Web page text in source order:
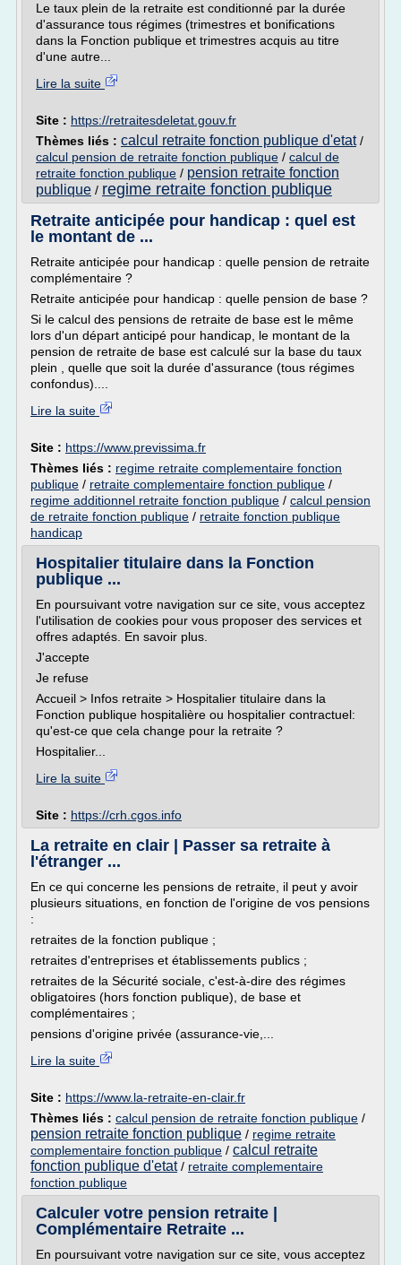
Le taux plein de la retraite est conditionné par la durée
d'assurance tous régimes (trimestres et bonifications
dans la Fonction publique et trimestres acquis au titre
d'une autre...
Lire la suite
Site : https://retraitesdeletat.gouv.fr
Thèmes liés : calcul retraite fonction publique d'etat/
calcul pension de retraite fonction publique / calcul de
retraite fonction publique / pension retraite fonction
publique / regime retraite fonction publique
Retraite anticipée pour handicap : quel est
le montant de ...
Retraite anticipée pour handicap : quelle pension de retraite
complémentaire ?
Retraite anticipée pour handicap : quelle pension de base ?
Si le calcul des pensions de retraite de base est le même
lors d'un départ anticipé pour handicap, le montant de la
pension de retraite de base est calculé sur la base du taux
plein , quelle que soit la durée d'assurance (tous régimes
confondus)....
Lire la suite
Site : https://www.previssima.fr
Thèmes liés : regime retraite complementaire fonction
publique / retraite complementaire fonction publique /
regime additionnel retraite fonction publique / calcul pension
de retraite fonction publique / retraite fonction publique
handicap
Hospitalier titulaire dans la Fonction
publique ...
En poursuivant votre navigation sur ce site, vous acceptez
l'utilisation de cookies pour vous proposer des services et
offres adaptés. En savoir plus.
J'accepte
Je refuse
Accueil > Infos retraite > Hospitalier titulaire dans la
Fonction publique hospitalière ou hospitalier contractuel:
qu'est-ce que cela change pour la retraite ?
Hospitalier...
Lire la suite
Site : https://crh.cgos.info
La retraite en clair | Passer sa retraite à
l'étranger ...
En ce qui concerne les pensions de retraite, il peut y avoir
plusieurs situations, en fonction de l'origine de vos pensions
:
retraites de la fonction publique ;
retraites d'entreprises et établissements publics ;
retraites de la Sécurité sociale, c'est-à-dire des régimes
obligatoires (hors fonction publique), de base et
complémentaires ;
pensions d'origine privée (assurance-vie,...
Lire la suite
Site : https://www.la-retraite-en-clair.fr
Thèmes liés : calcul pension de retraite fonction publique /
pension retraite fonction publique / regime retraite
complementaire fonction publique / calcul retraite
fonction publique d'etat/ retraite complementaire
fonction publique
Calculer votre pension retraite |
Complémentaire Retraite ...
En poursuivant votre navigation sur ce site, vous acceptez